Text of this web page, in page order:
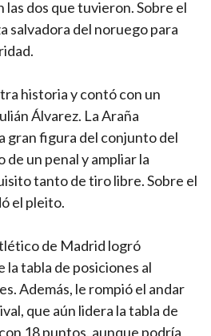
dos que tuvieron. Sobre el
salvadora del noruego para
historia y contó con un
Álvarez. La Araña
gran figura del conjunto del
de un penal y ampliar la
tanto de tiro libre. Sobre el
el pleito.
de Madrid logró
tabla de posiciones al
Además, le rompió el andar
que aún lidera la tabla de
18 puntos, aunque podría